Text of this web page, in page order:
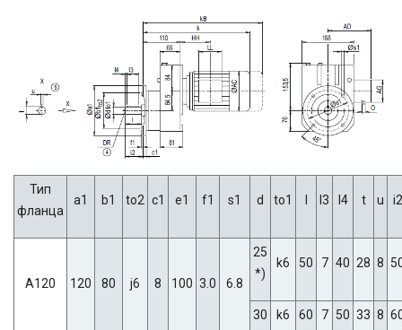
Тип
фланца
a1 b1 to2 c1 e1 f1 s1 d to1 l3 l4 t u i2
A120 120 80 j6 8 100 3.0 6.8
25
*)
k6 50 7 40 28 8
30 k6 60 7 50 33 8